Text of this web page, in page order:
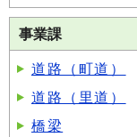
事業課
道路（町道）
道路（里道）
橋梁